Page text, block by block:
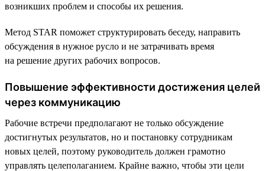
возникших проблем и способы их решения.
Метод STAR поможет структурировать беседу, направить
обсуждения в нужное русло и не затрачивать время
на решение других рабочих вопросов.
Повышение эффективности достижения целей
через коммуникацию
Рабочие встречи предполагают не только обсуждение
достигнутых результатов, но и постановку сотрудникам
новых целей, поэтому руководитель должен грамотно
управлять целеполаганием. Крайне важно, чтобы эти цели